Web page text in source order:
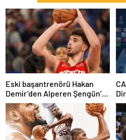
Eski başantrenörü Hakan
Demir’den Alperen Şengün’e
övgü